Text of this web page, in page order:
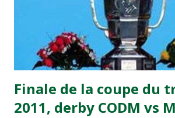
de Tetouan qui s'est hissé à la deuxième
remporté trois précieux points sur la
Moulay Abdallah face aux FAR grâce à
Abdeladim Khadrouf à la 61e...
Finale de la coupe du
2011, derby CODM vs